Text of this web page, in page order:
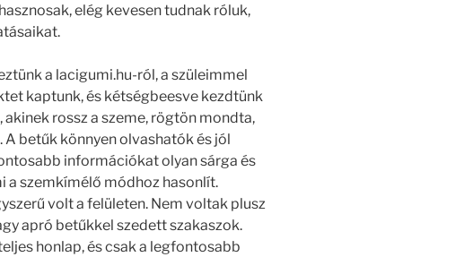
elég kevesen tudnak róluk,
a lacigumi.hu-ról, a szüleimmel
kaptunk, és kétségbeesve kezdtünk
akinek rossz a szeme, rögtön mondta,
A betűk könnyen olvashatók és jól
információkat olyan sárga és
a szemkímélő módhoz hasonlít.
volt a felületen. Nem voltak plusz
apró betűkkel szedett szakaszok.
honlap, és csak a legfontosabb